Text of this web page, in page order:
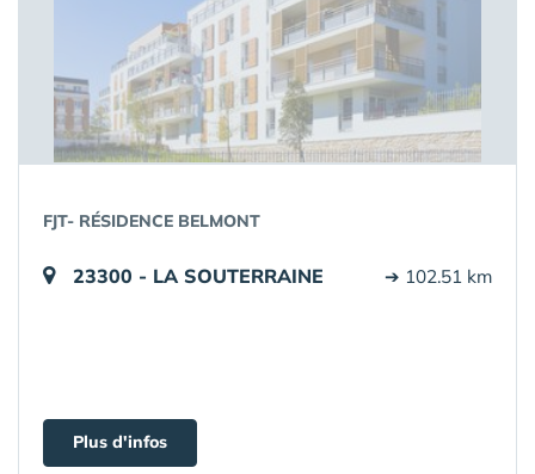
FJT- RÉSIDENCE BELMONT
23300 - LA SOUTERRAINE ➔ 102.51 km
Plus d'infos